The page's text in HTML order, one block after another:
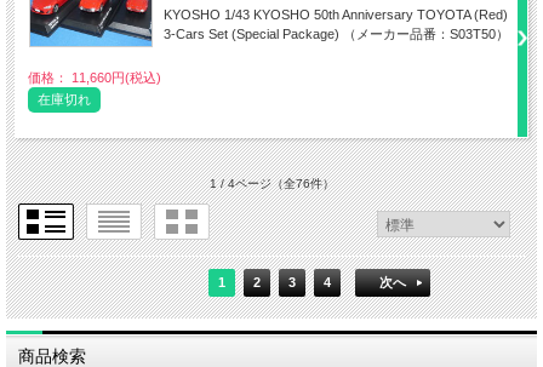
KYOSHO 1/43 KYOSHO 50th Anniversary TOYOTA (Red)
3-Cars Set (Special Package) （メーカー品番：S03T50）
価格： 11,660円(税込)
在庫切れ
1 / 4ページ（全76件）
1 2 3 4 次へ
商品検索